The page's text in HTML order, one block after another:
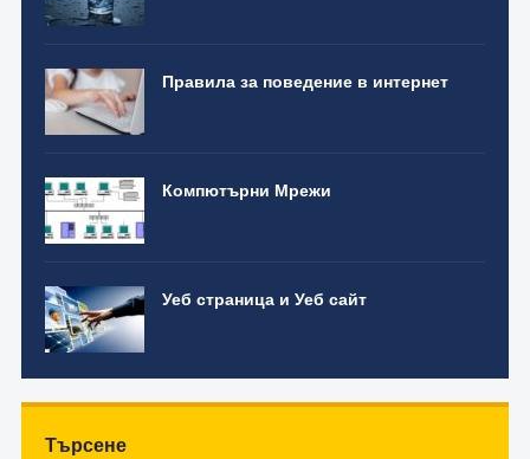
Правила за поведение в интернет
Компютърни Мрежи
Уеб страница и Уеб сайт
Търсене